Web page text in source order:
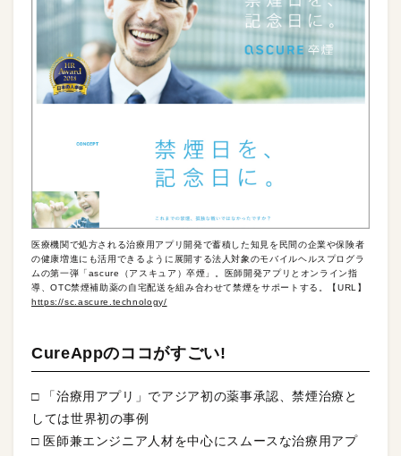
医療機関で処方される治療用アプリ開発で蓄積した知見を民間の企業や保険者
の健康増進にも活用できるように展開する法人対象のモバイルヘルスプログラ
ムの第一弾「ascure（アスキュア）卒煙」。医師開発アプリとオンライン指
導、OTC禁煙補助薬の自宅配送を組み合わせて禁煙をサポートする。【URL】
https://sc.ascure.technology/
CureAppのココがすごい!
□ 「治療用アプリ」でアジア初の薬事承認、禁煙治療と
しては世界初の事例
□ 医師兼エンジニア人材を中心にスムースな治療用アプ